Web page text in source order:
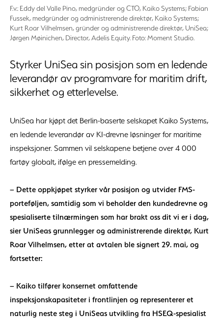
F.v.: Eddy del Valle Pino, medgründer og CTO, Kaiko Systems; Fabian
Fussek, medgründer og administrerende direktør, Kaiko Systems;
Kurt Roar Vilhelmsen, gründer og administrerende direktør, UniSea;
Jørgen Møinichen, Director, Adelis Equity. Foto: Moment Studio.
Styrker UniSea sin posisjon som en ledende
leverandør av programvare for maritim drift,
sikkerhet og etterlevelse.
UniSea har kjøpt det Berlin-baserte selskapet Kaiko Systems,
en ledende leverandør av KI-drevne løsninger for maritime
inspeksjoner. Sammen vil selskapene betjene over 4 000
fartøy globalt, ifølge en pressemelding.
– Dette oppkjøpet styrker vår posisjon og utvider FMS-
porteføljen, samtidig som vi beholder den kundedrevne og
spesialiserte tilnærmingen som har brakt oss dit vi er i dag,
sier UniSeas grunnlegger og administrerende direktør, Kurt
Roar Vilhelmsen, etter at avtalen ble signert 29. mai, og
fortsetter:
– Kaiko tilfører konsernet omfattende
inspeksjonskapasiteter i frontlinjen og representerer et
naturlig neste steg i UniSeas utvikling fra HSEQ-spesialist